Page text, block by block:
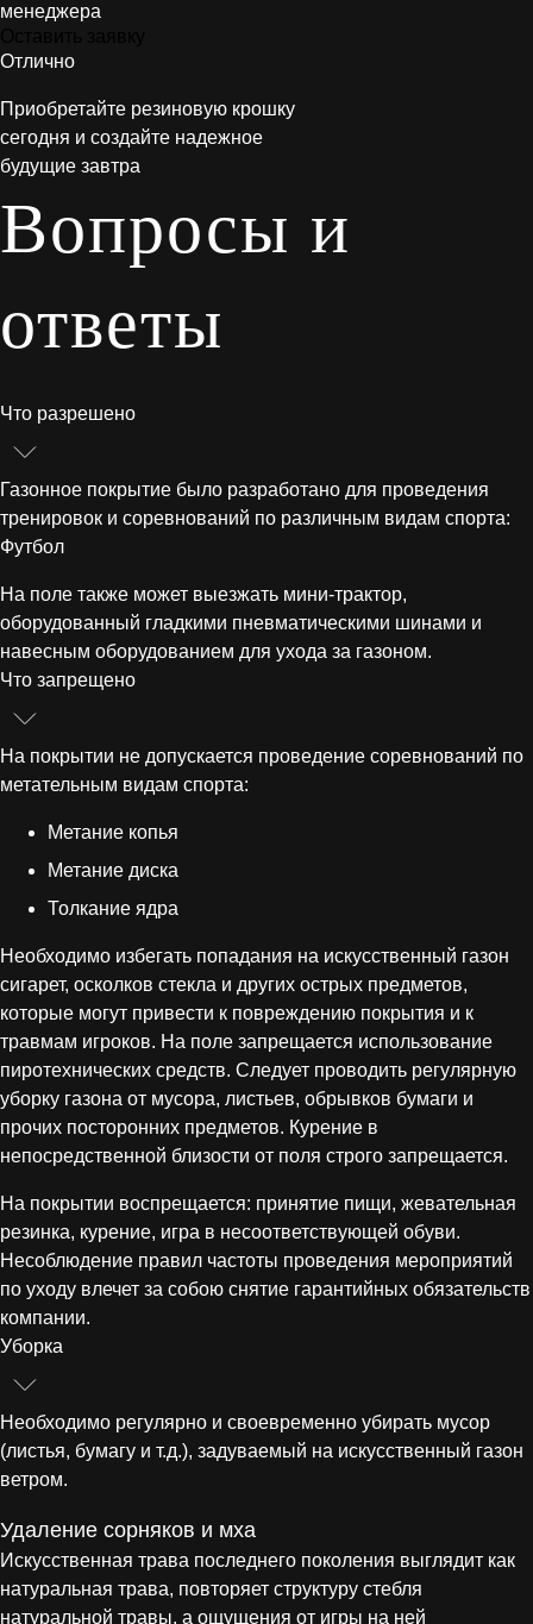
менеджера
Отлично
Приобретайте резиновую крошку
сегодня и создайте надежное
будущие завтра
Вопросы и
ответы
Что разрешено
Газонное покрытие было разработано для проведения
тренировок и соревнований по различным видам спорта:
Футбол
На поле также может выезжать мини-трактор,
оборудованный гладкими пневматическими шинами и
навесным оборудованием для ухода за газоном.
Что запрещено
На покрытии не допускается проведение соревнований по
метательным видам спорта:
Метание копья
Метание диска
Толкание ядра
Необходимо избегать попадания на искусственный газон
сигарет, осколков стекла и других острых предметов,
которые могут привести к повреждению покрытия и к
травмам игроков. На поле запрещается использование
пиротехнических средств. Следует проводить регулярную
уборку газона от мусора, листьев, обрывков бумаги и
прочих посторонних предметов. Курение в
непосредственной близости от поля строго запрещается.
На покрытии воспрещается: принятие пищи, жевательная
резинка, курение, игра в несоответствующей обуви.
Несоблюдение правил частоты проведения мероприятий
по уходу влечет за собою снятие гарантийных обязательств
компании.
Уборка
Необходимо регулярно и своевременно убирать мусор
(листья, бумагу и т.д.), задуваемый на искусственный газон
ветром.
Удаление сорняков и мха
Искусственная трава последнего поколения выглядит как
натуральная трава, повторяет структуру стебля
натуральной травы, а ощущения от игры на ней